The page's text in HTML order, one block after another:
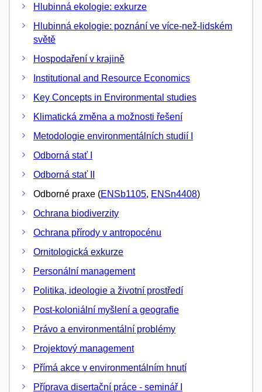
Hlubinná ekologie: exkurze
Hlubinná ekologie: poznání ve více-než-lidském
světě
Hospodaření v krajině
Institutional and Resource Economics
Key Concepts in Environmental studies
Klimatická změna a možnosti řešení
Metodologie environmentálních studií I
Odborná stať I
Odborná stať II
Odborné praxe (ENSb1105, ENSn4408)
Ochrana biodiverzity
Ochrana přírody v antropocénu
Ornitologická exkurze
Personální management
Politika, ideologie a životní prostředí
Post-koloniální myšlení a geografie
Právo a environmentální problémy
Projektový management
Přímá akce v environmentálním hnutí
Příprava disertační práce - seminář I